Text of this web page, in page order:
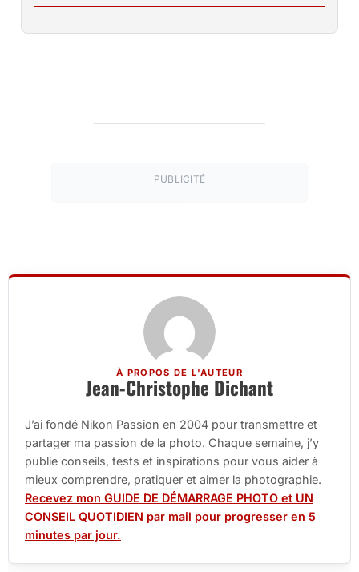
PUBLICITÉ
À PROPOS DE L'AUTEUR
Jean-Christophe Dichant
J’ai fondé Nikon Passion en 2004 pour transmettre et
partager ma passion de la photo. Chaque semaine, j’y
publie conseils, tests et inspirations pour vous aider à
mieux comprendre, pratiquer et aimer la photographie.
Recevez mon GUIDE DE DÉMARRAGE PHOTO et UN
CONSEIL QUOTIDIEN par mail pour progresser en 5
minutes par jour.